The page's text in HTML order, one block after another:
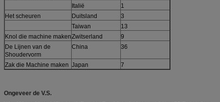
Italië
1
Het scheuren
Duitsland
3
Taiwan
13
Knol die machine makenZwitserland
9
De Lijnen van de
Shoudervorm
China 36
Zak die Machine maken Japan 7
Ongeveer de V.S.